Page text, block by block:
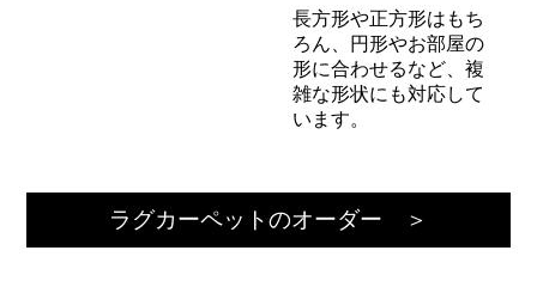
長方形や正方形はもち
ろん、円形やお部屋の
形に合わせるなど、複
雑な形状にも対応して
います。
ラグカーペットのオーダー ＞